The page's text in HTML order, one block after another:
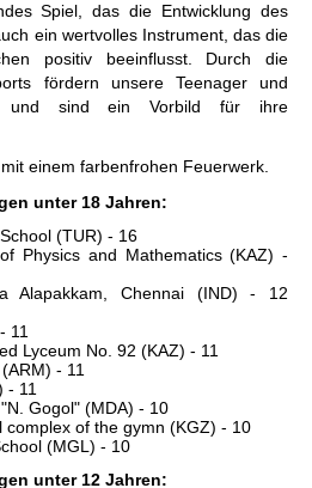
Spiel, das die Entwicklung des
ein wertvolles Instrument, das die
positiv beeinflusst. Durch die
fördern unsere Teenager und
und sind ein Vorbild für ihre
einem farbenfrohen Feuerwerk.
unter 18 Jahren:
(TUR) - 16
Physics and Mathematics (KAZ) -
Alapakkam, Chennai (IND) - 12
11
Lyceum No. 92 (KAZ) - 11
- 11
- 11
Gogol" (MDA) - 10
complex of the gymn (KGZ) - 10
(MGL) - 10
unter 12 Jahren: